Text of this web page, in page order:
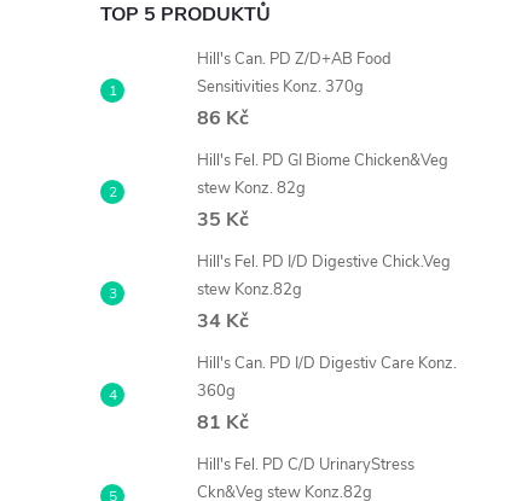
TOP 5 PRODUKTŮ
Hill's Can. PD Z/D+AB Food
Sensitivities Konz. 370g
86 Kč
Hill's Fel. PD GI Biome Chicken&Veg
stew Konz. 82g
35 Kč
Hill's Fel. PD I/D Digestive Chick.Veg
stew Konz.82g
34 Kč
Hill's Can. PD I/D Digestiv Care Konz.
360g
81 Kč
Hill's Fel. PD C/D UrinaryStress
Ckn&Veg stew Konz.82g